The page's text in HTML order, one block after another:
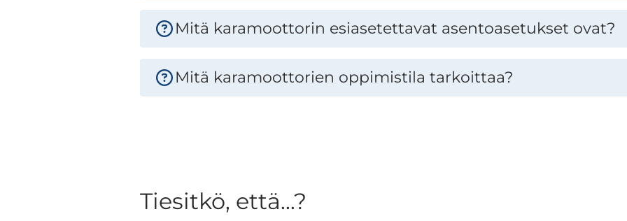
Mitä karamoottorin esiasetettavat asentoasetukset ovat?
Mitä karamoottorien oppimistila tarkoittaa?
Tiesitkö, että...?